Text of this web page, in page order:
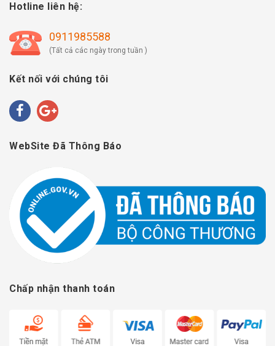
Hotline liên hệ:
0911985588
(Tất cả các ngày trong tuần )
Kết nối với chúng tôi
WebSite Đã Thông Báo
Chấp nhận thanh toán